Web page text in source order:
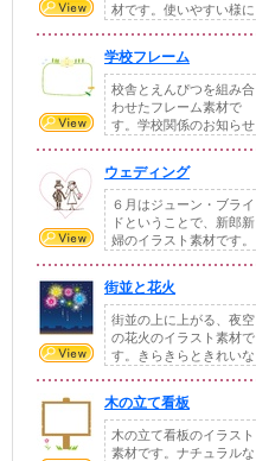
材です。使いやすい様に
学校フレーム
校舎とえんぴつを組み合
わせたフレーム素材で
す。学校関係のお知らせ
ウェディング
６月はジューン・ブライ
ドということで、新郎新
婦のイラスト素材です。
街並と花火
街並の上に上がる、夜空
の花火のイラスト素材で
す。きらきらときれいな
木の立て看板
木の立て看板のイラスト
素材です。ナチュラルな